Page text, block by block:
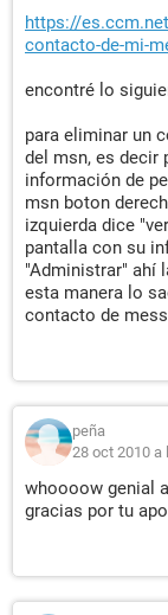
https://
contacto-de-mi-
encontré lo
para eliminar un
del msn, es decir
información de
msn boton
izquierda dice
pantalla con su
"Administrar" ahí
esta manera lo
contacto de
peña
28 oct 2010 a
whoooow genial
gracias por tu